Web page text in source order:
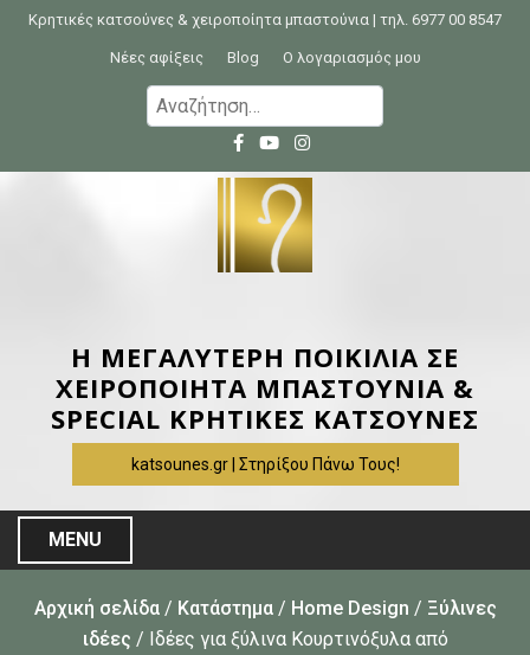
o
Κρητικές κατσούνες & χειροποίητα μπαστούνια | τηλ. 6977 00 8547
Νέες αφίξεις Blog Ο λογαριασμός μου
ν
η
γ
ι
:
Η ΜΕΓΑΛΥΤΕΡΗ ΠΟΙΚΙΛΙΑ ΣΕ
ΧΕΙΡΟΠΟΙΗΤΑ ΜΠΑΣΤΟΥΝΙΑ &
SPECIAL ΚΡΗΤΙΚΕΣ ΚΑΤΣΟΥΝΕΣ
katsounes.gr | Στηρίξου Πάνω Τους!
MENU
Αρχική σελίδα/ Κατάστημα/ Home Design / Ξύλινες
ιδέες / Iδέες για ξύλινα Κουρτινόξυλα από